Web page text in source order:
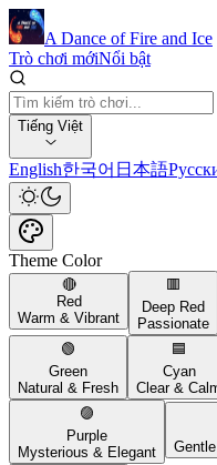
A Dance of Fire and Ice
Trò chơi mớiNổi bật
Tiếng Việt
English한국어 日本語
Theme Color
🔴
Red
Warm & Vibrant
🟥
Deep Red
Passionate
🟢
Green
Natural & Fresh
🟦
Cyan
Clear &
🟣
Purple
Mysterious & Elegant